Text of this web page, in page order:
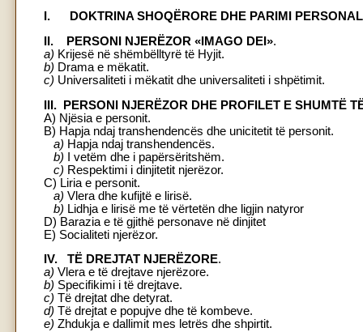
I. DOKTRINA SHOQËRORE DHE PARIMI
II. PERSONI NJERËZOR «IMAGO DEI».
a) Krijesë në shëmbëlltyrë të Hyjit.
b) Drama e mëkatit.
c) Universaliteti i mëkatit dhe universaliteti i shpëtimit.
III. PERSONI NJERËZOR DHE PROFILET E SHUMTË
A) Njësia e personit.
B) Hapja ndaj transhendencës dhe unicitetit të personit.
a) Hapja ndaj transhendencës.
b) I vetëm dhe i papërsëritshëm.
c) Respektimi i dinjitetit njerëzor.
C) Liria e personit.
a) Vlera dhe kufijtë e lirisë.
b) Lidhja e lirisë me të vërtetën dhe ligjin natyror
D) Barazia e të gjithë personave në dinjitet
E) Socialiteti njerëzor.
IV. TË DREJTAT NJERËZORE.
a) Vlera e të drejtave njerëzore.
b) Specifikimi i të drejtave.
c) Të drejtat dhe detyrat.
d) Të drejtat e popujve dhe të kombeve.
e) Zhdukja e dallimit mes letrës dhe shpirtit.